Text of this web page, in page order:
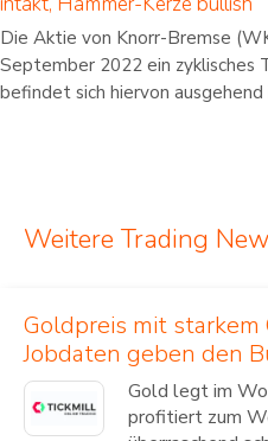
Die Aktie von Knorr-Bremse
September 2022 ein zyklisches
befindet sich hiervon ausgehend
Weitere Trading
Goldpreis mit starkem
Jobdaten geben den
Gold legt im
profitiert zum